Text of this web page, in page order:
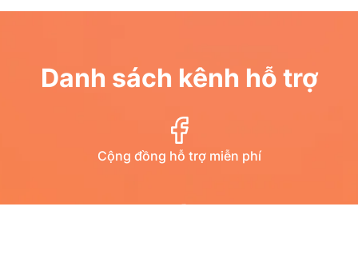
Danh sách kênh hỗ trợ
Cộng đồng hỗ trợ miễn phí